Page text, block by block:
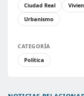
Ciudad Real
Urbanismo
CATEGORÍA
Política